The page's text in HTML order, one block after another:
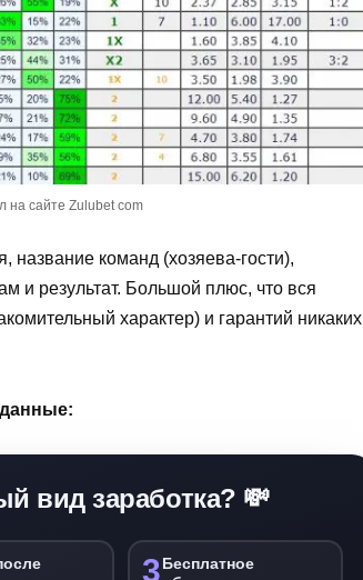
на сайте Zulubet com
название команд (хозяева-гости),
и результат. Большой плюс, что вся
характер) и гарантий никаких
вид заработка? 💸
3Бесплатное